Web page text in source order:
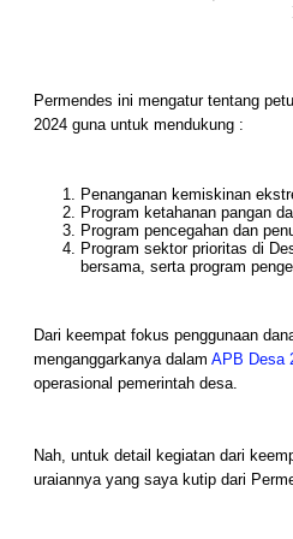
Permendes ini mengatur tentang
2024 guna untuk mendukung :
Penanganan kemiskinan
Program ketahanan pangan
Program pencegahan dan
Program sektor prioritas di
bersama, serta program
Dari keempat fokus penggunaan
menganggarkanya dalam APB Desa
operasional pemerintah desa.
Nah, untuk detail kegiatan dari
uraiannya yang saya kutip dari